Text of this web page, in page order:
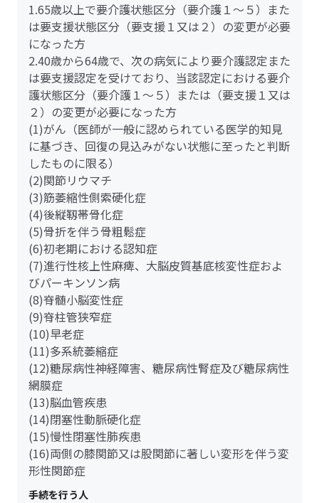
1.65歳以上で要介護状態区分（要介護１～５）また
は要支援状態区分（要支援１又は２）の変更が必要
になった方
2.40歳から64歳で、次の病気により要介護認定また
は要支援認定を受けており、当該認定における要介
護状態区分（要介護１～５）または（要支援１又は
２）の変更が必要になった方
(1)がん（医師が一般に認められている医学的知見
に基づき、回復の見込みがない状態に至ったと判断
したものに限る）
(2)関節リウマチ
(3)筋萎縮性側索硬化症
(4)後縦靱帯骨化症
(5)骨折を伴う骨粗鬆症
(6)初老期における認知症
(7)進行性核上性麻痺、大脳皮質基底核変性症およ
びパーキンソン病
(8)脊髄小脳変性症
(9)脊柱管狭窄症
(10)早老症
(11)多系統萎縮症
(12)糖尿病性神経障害、糖尿病性腎症及び糖尿病性
網膜症
(13)脳血管疾患
(14)閉塞性動脈硬化症
(15)慢性閉塞性肺疾患
(16)両側の膝関節又は股関節に著しい変形を伴う変
形性関節症
手続を行う人